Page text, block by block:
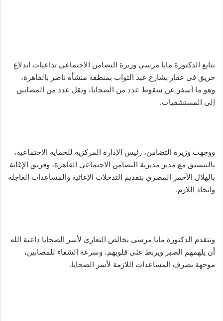
تتابع الدكتورة مايا مرسي وزيرة التضامن الاجتماعي تداعيات اندلاع
حريق فى عقار بشارع عبد التواب بمنطقة منشأة ناصر بالقاهرة،
وهو ما أسفر عن سقوط عدد من الضحايا، ونقل عدد من المصابين
إلى المستشفيات.
ووجهت وزيرة التضامن، رئيس الإدارة المركزية للحماية الاجتماعية،
بالتنسيق مع مدير مديرية التضامن الاجتماعي القاهرة، وفريق الإغاثة
بالهلال الأحمر المصري بتقديم التدخلات الإغاثية والمساعدات العاجلة
واتخاذ اللازم.
وتتقدم الدكتورة مايا مرسي بخالص التعازي لأسر الضحايا داعية الله
أن يلهمهم الصبر ويربط على قلوبهم، وسرعة الشفاء للمصابين،
موجهة بصرف المساعدات اللازمة لأسر الضحايا.